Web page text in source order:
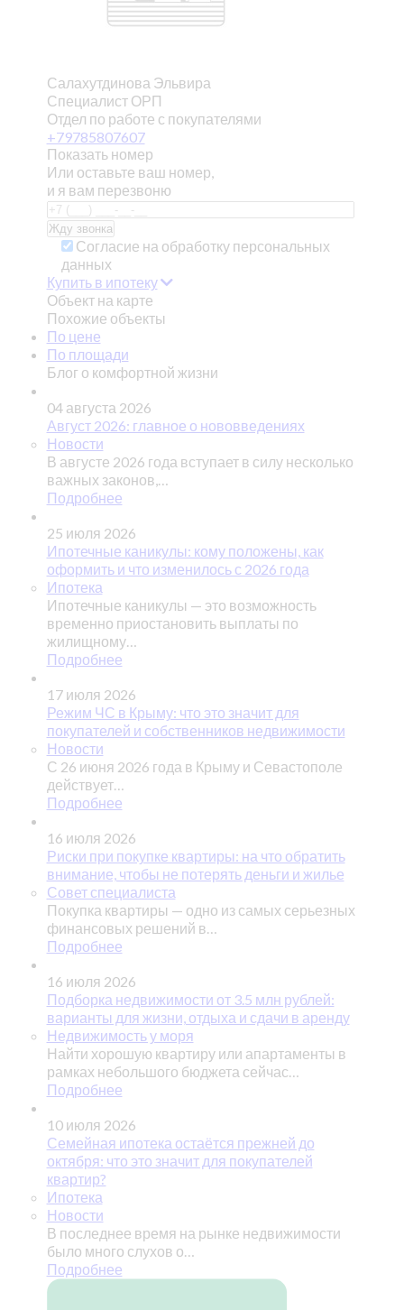
Салахутдинова Эльвира
Специалист ОРП
Отдел по работе с покупателями
+79785807607
Показать номер
Или оставьте ваш номер,
и я вам перезвоню
Согласие на обработку персональных
данных
Купить в ипотеку
Объект на карте
Похожие объекты
По цене
По площади
Блог о комфортной жизни
04 августа 2026
Август 2026: главное о нововведениях
Новости
В августе 2026 года вступает в силу несколько
важных законов,…
Подробнее
25 июля 2026
Ипотечные каникулы: кому положены, как
оформить и что изменилось с 2026 года
Ипотека
Ипотечные каникулы — это возможность
временно приостановить выплаты по
жилищному…
Подробнее
17 июля 2026
Режим ЧС в Крыму: что это значит для
покупателей и собственников недвижимости
Новости
С 26 июня 2026 года в Крыму и Севастополе
действует…
Подробнее
16 июля 2026
Риски при покупке квартиры: на что обратить
внимание, чтобы не потерять деньги и жилье
Совет специалиста
Покупка квартиры — одно из самых серьезных
финансовых решений в…
Подробнее
16 июля 2026
Подборка недвижимости от 3.5 млн рублей:
варианты для жизни, отдыха и сдачи в аренду
Недвижимость у моря
Найти хорошую квартиру или апартаменты в
рамках небольшого бюджета сейчас…
Подробнее
10 июля 2026
Семейная ипотека остаётся прежней до
октября: что это значит для покупателей
квартир?
Ипотека
Новости
В последнее время на рынке недвижимости
было много слухов о…
Подробнее